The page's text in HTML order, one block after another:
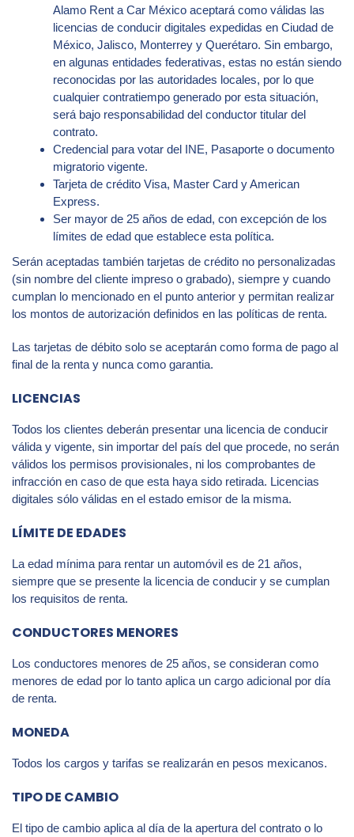
Alamo Rent a Car México aceptará como válidas las
licencias de conducir digitales expedidas en Ciudad de
México, Jalisco, Monterrey y Querétaro. Sin embargo,
en algunas entidades federativas, estas no están siendo
reconocidas por las autoridades locales, por lo que
cualquier contratiempo generado por esta situación,
será bajo responsabilidad del conductor titular del
contrato.
Credencial para votar del INE, Pasaporte o documento
migratorio vigente.
Tarjeta de crédito Visa, Master Card y American
Express.
Ser mayor de 25 años de edad, con excepción de los
límites de edad que establece esta política.
Serán aceptadas también tarjetas de crédito no personalizadas
(sin nombre del cliente impreso o grabado), siempre y cuando
cumplan lo mencionado en el punto anterior y permitan realizar
los montos de autorización definidos en las políticas de renta.
Las tarjetas de débito solo se aceptarán como forma de pago al
final de la renta y nunca como garantia.
LICENCIAS
Todos los clientes deberán presentar una licencia de conducir
válida y vigente, sin importar del país del que procede, no serán
válidos los permisos provisionales, ni los comprobantes de
infracción en caso de que esta haya sido retirada. Licencias
digitales sólo válidas en el estado emisor de la misma.
LÍMITE DE EDADES
La edad mínima para rentar un automóvil es de 21 años,
siempre que se presente la licencia de conducir y se cumplan
los requisitos de renta.
CONDUCTORES MENORES
Los conductores menores de 25 años, se consideran como
menores de edad por lo tanto aplica un cargo adicional por día
de renta.
MONEDA
Todos los cargos y tarifas se realizarán en pesos mexicanos.
TIPO DE CAMBIO
El tipo de cambio aplica al día de la apertura del contrato o lo